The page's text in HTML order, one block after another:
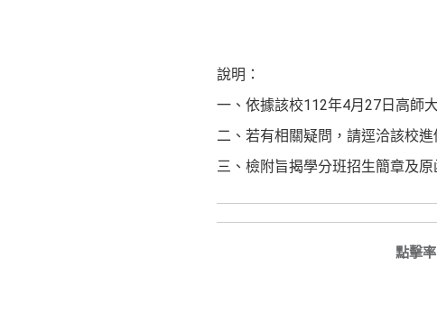
說明：
一、依據該校112年4月27日高師
二、若有相關疑問，請逕洽該校
三、檢附旨揭學分班招生簡章及
點擊率